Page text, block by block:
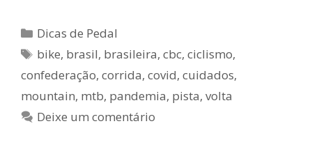
Categorias
Dicas de Pedal
Tags
bike, brasil, brasileira,cbc,ciclismo,
confederação, corrida, covid, cuidados,
mountain, mtb, pandemia, pista, volta
Deixe um comentário